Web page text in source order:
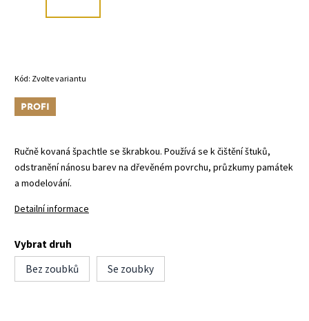
Kód: Zvolte variantu
Ručně kovaná špachtle se škrabkou. Používá se k čištění štuků,
odstranění nánosu barev na dřevěném povrchu, průzkumy památek
a modelování.
Detailní informace
Tip
Vybrat druh
Bez zoubků
Se zoubky